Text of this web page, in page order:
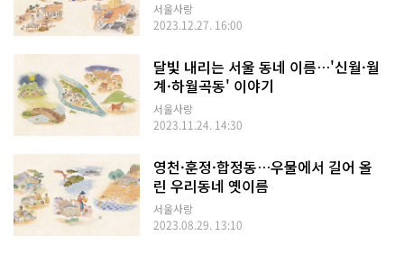
서울사랑
2023.12.27. 16:00
달빛 내리는 서울 동네 이름…'신월·월
계·하월곡동' 이야기
서울사랑
2023.11.24. 14:30
영천·훈정·합정동…우물에서 길어 올
린 우리동네 옛이름
서울사랑
2023.08.29. 13:10